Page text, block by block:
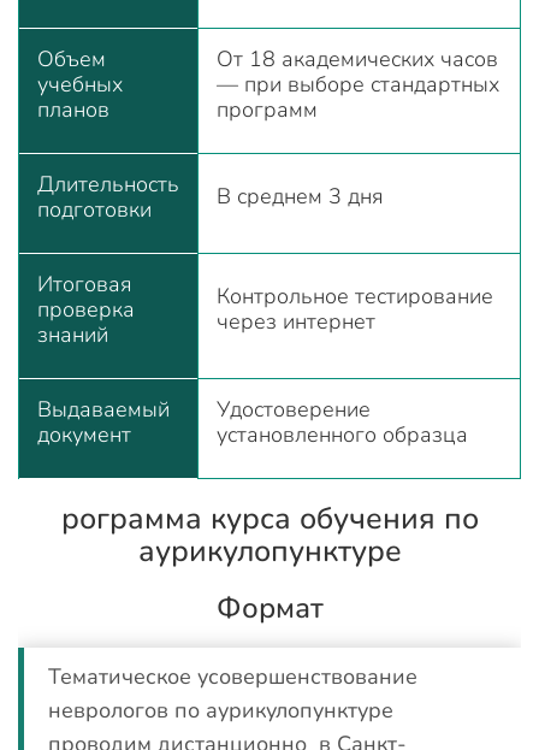
Объем
учебных
планов
От 18 академических часов
— при выборе стандартных
программ
Длительность
подготовки
В среднем 3 дня
Итоговая
проверка
знаний
Контрольное тестирование
через интернет
Выдаваемый
документ
Удостоверение
установленного образца
рограмма курса обучения по
аурикулопунктуре
Формат
Тематическое усовершенствование
неврологов по аурикулопунктуре
проводим дистанционно в Санкт-